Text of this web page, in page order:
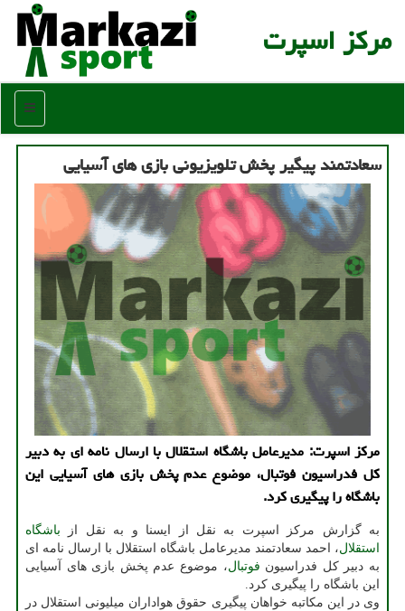
مركز اسپرت
منو
سعادتمند پیگیر پخش تلویزیونی بازی های آسیایی
مركز اسپرت: مدیرعامل باشگاه استقلال با ارسال نامه ای به دبیر
كل فدراسیون فوتبال، موضوع عدم پخش بازی های آسیایی این
باشگاه را پیگیری كرد.
به گزارش مرکز اسپرت به نقل از ایسنا و به نقل از باشگاه
استقلال، احمد سعادتمند مدیرعامل باشگاه استقلال با ارسال نامه ای
به دبیر کل فدراسیون فوتبال، موضوع عدم پخش بازی های آسیایی
این باشگاه را پیگیری کرد.
وی در این مکاتبه خواهان پیگیری حقوق هواداران میلیونی استقلال در